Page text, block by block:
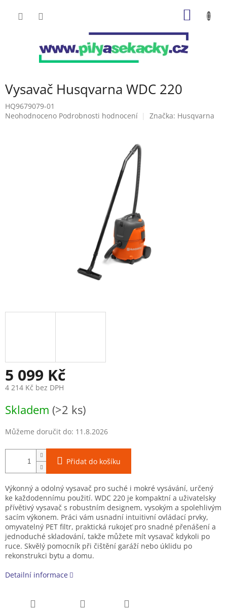
Vysavač Husqvarna WDC 220
HQ9679079-01
Průměrné
Neohodnoceno Podrobnosti hodnocení Značka: Husqvarna
5 099 Kč
4 214 Kč bez DPH
cena:
Skladem (>2 ks)
Můžeme doručit do: 11.8.2026
Přidat do košíku
Výkonný a odolný vysavač pro suché i mokré vysávání, určený
ke každodennímu použití. WDC 220 je kompaktní a uživatelsky
přívětivý vysavač s robustním designem, vysokým a spolehlivým
sacím výkonem. Práci vám usnadní intuitivní ovládací prvky,
omyvatelný PET filtr, praktická rukojeť pro snadné přenášení a
jednoduché skladování, takže můžete mít vysavač kdykoli po
ruce. Skvělý pomocník při čištění garáží nebo úklidu po
rekonstrukci bytu a domu.
Detailní informace